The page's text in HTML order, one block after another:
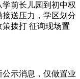
前长儿园到初中权
送压力，学区划分
拨打 征询现场置
示消息，仅做置业